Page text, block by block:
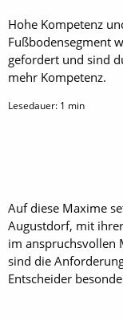
Hohe Kompetenz
Fußbodensegment
gefordert und sind
mehr Kompetenz.
Lesedauer: 1 min
Auf diese Maxime
Augustdorf, mit
im anspruchsvollen
sind die
Entscheider